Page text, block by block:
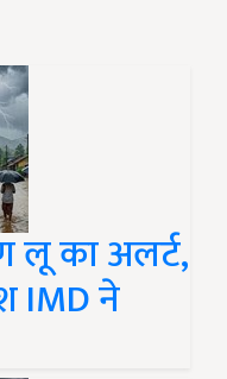
लू का अलर्ट,
IMD ने